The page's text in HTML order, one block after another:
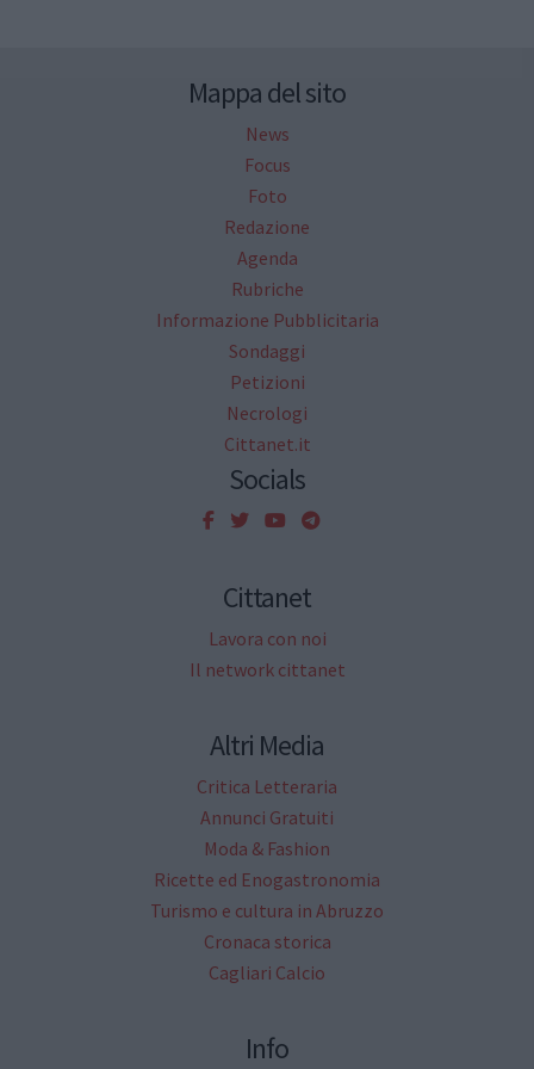
Mappa del sito
News
Focus
Foto
Redazione
Agenda
Rubriche
Informazione Pubblicitaria
Sondaggi
Petizioni
Necrologi
Cittanet.it
Socials
Cittanet
Lavora con noi
Il network cittanet
Altri Media
Critica Letteraria
Annunci Gratuiti
Moda & Fashion
Ricette ed Enogastronomia
Turismo e cultura in Abruzzo
Cronaca storica
Cagliari Calcio
Info